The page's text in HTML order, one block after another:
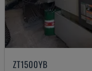
ZT1500YB